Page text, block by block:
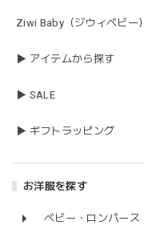
Ziwi Baby（ジウィベビー）
▶ アイテムから探す
▶ SALE
▶ ギフトラッピング
お洋服を探す
ベビー・ロンパース